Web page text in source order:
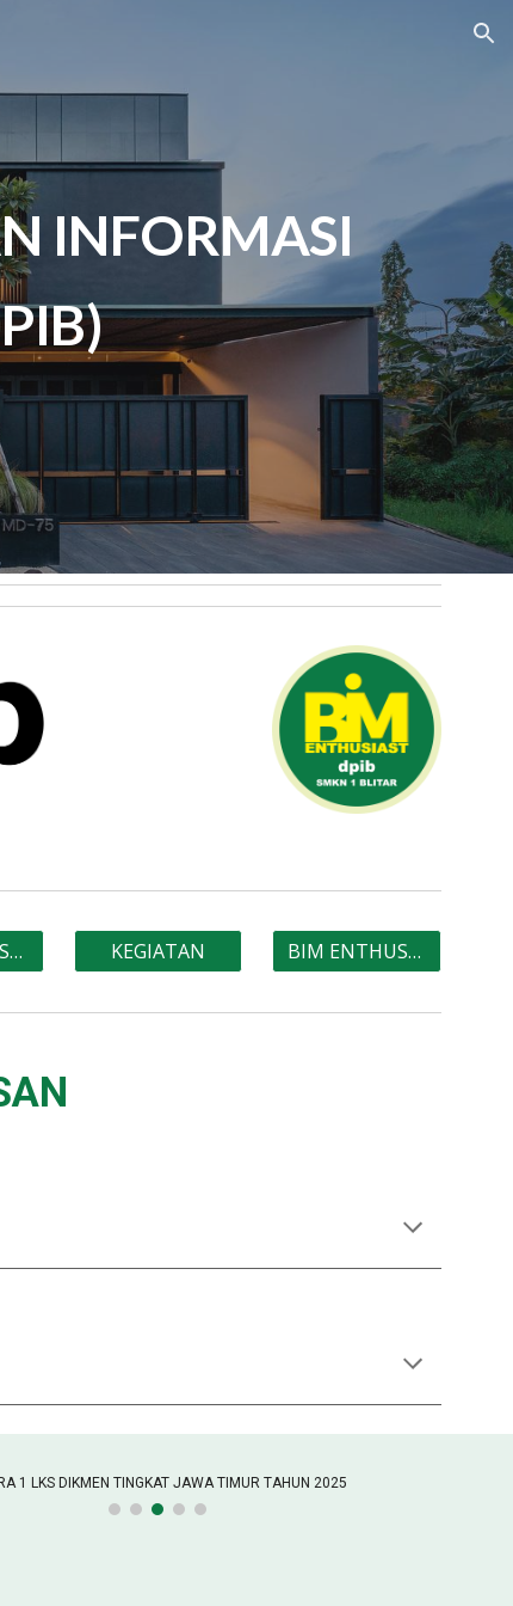
INFORMASI
PRESTASI SISWA KEGIATAN BIM ENTHUSIAST
1 LKS DIKMEN TINGKAT JAWA TIMUR TAHUN 2025